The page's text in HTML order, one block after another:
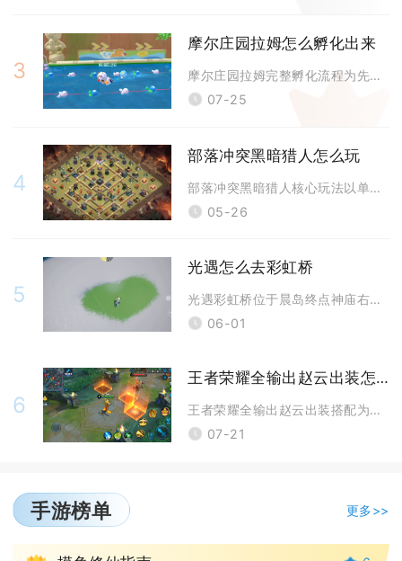
3
摩尔庄园拉姆怎么孵化出来
摩尔庄园拉姆完整孵化流程为先获取拉姆种子，放置小屋花盆完成培育浇灌，等
07-25
4
部落冲突黑暗猎人怎么玩
部落冲突黑暗猎人核心玩法以单点高伤、针对高防御建筑与敌方核心单位为核心
05-26
5
光遇怎么去彩虹桥
光遇彩虹桥位于晨岛终点神庙右上方的高空云层凹陷处，需具备5-6翼及以上
06-01
6
王者荣耀全输出赵云出装怎么搭配
王者荣耀全输出赵云出装搭配为贪婪之噬、抵抗之靴、暗影战斧、宗师之力、破
07-21
手游榜单 更多>>